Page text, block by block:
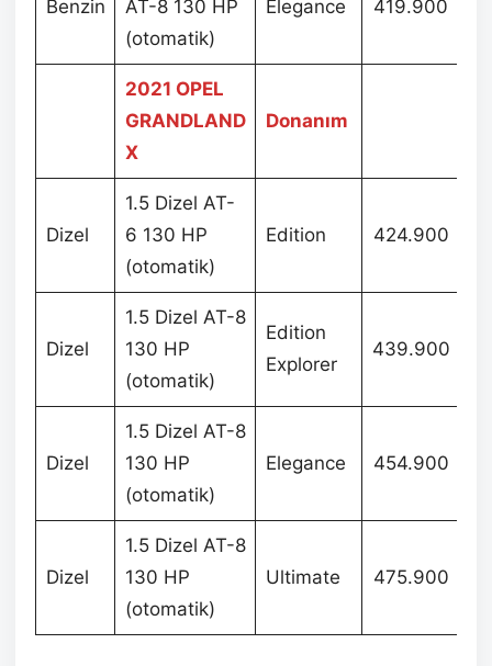
Benzin
AT-8 130 HP
(otomatik)
Elegance 419.900
2021 OPEL
GRANDLAND
X
Donanım
Dizel
1.5 Dizel AT-
6 130 HP
(otomatik)
Edition 424.900
Dizel
1.5 Dizel AT-8
130 HP
(otomatik)
Edition
Explorer
439.900
Dizel
1.5 Dizel AT-8
130 HP
(otomatik)
Elegance 454.900
Dizel
1.5 Dizel AT-8
130 HP
(otomatik)
Ultimate 475.900